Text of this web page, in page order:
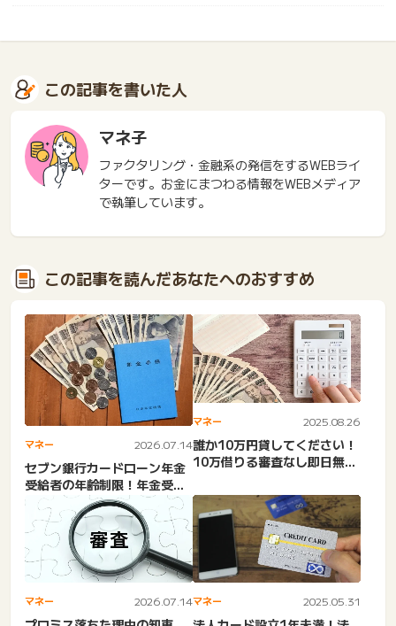
この記事を書いた人
マネ子
ファクタリング・金融系の発信をするWEBライ
ターです。お金にまつわる情報をWEBメディア
で執筆しています。
この記事を読んだあなたへのおすすめ
マネー 2026.07.14
セブン銀行カードローン年金
受給者の年齢制限！年金受給
者でも借りれる必ず審査通
る...
マネー 2025.08.26
誰か10万円貸してください！
10万借りる審査なし即日無
マネー 2026.07.14マネー 2025.05.31